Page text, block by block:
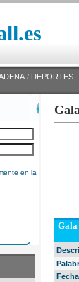
/ DEPORTES
en la
Gala